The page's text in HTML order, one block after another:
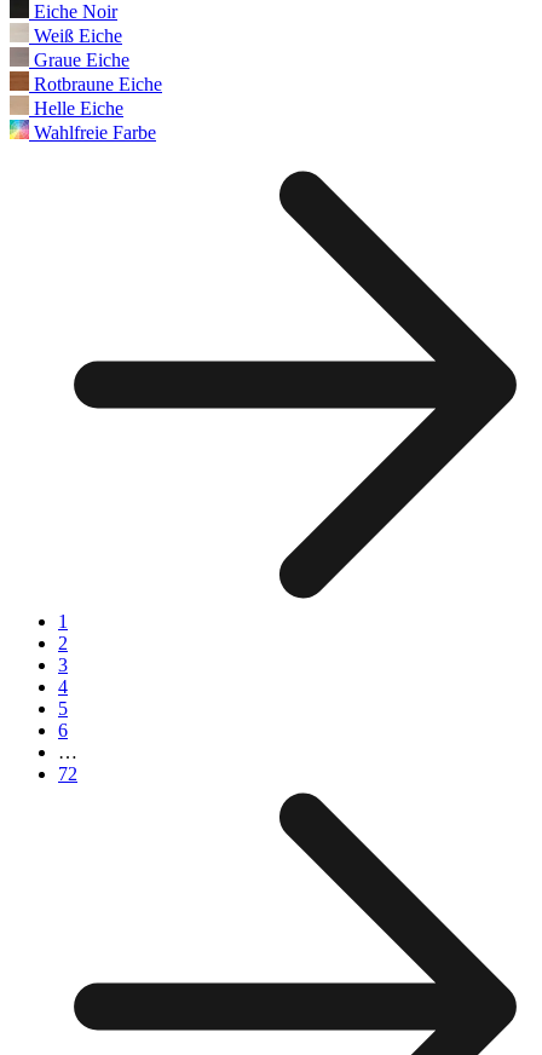
Eiche Noir
Weiß Eiche
Graue Eiche
Rotbraune Eiche
Helle Eiche
Wahlfreie Farbe
1
2
3
4
5
6
…
72